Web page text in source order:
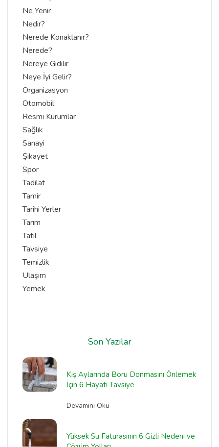
Ne Yenir
Nedir?
Nerede Konaklanır?
Nerede?
Nereye Gidilir
Neye İyi Gelir?
Organizasyon
Otomobil
Resmi Kurumlar
Sağlık
Sanayi
Şikayet
Spor
Tadilat
Tamir
Tarihi Yerler
Tarım
Tatil
Tavsiye
Temizlik
Ulaşım
Yemek
Son Yazılar
Kış Aylarında Boru Donmasını Önlemek
İçin 6 Hayati Tavsiye
Devamını Oku
Yüksek Su Faturasının 6 Gizli Nedeni ve